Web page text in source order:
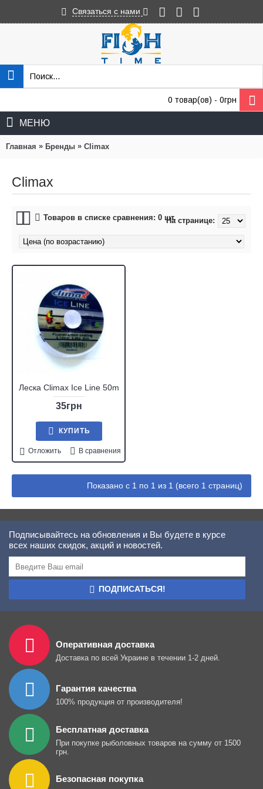
Связаться с нами
0 товар(ов) - 0грн
МЕНЮ
Главная » Бренды » Climax
Climax
Товаров в списке сравнения: 0 шт.На странице:
Леска Climax Ice Line 50m
35грн
КУПИТЬ
Отложить В сравнения
Показано с 1 по 1 из 1 (всего 1 страниц)
Подписывайтесь на обновления и Вы будете в курсе
всех наших скидок, акций и новостей.
ПОДПИСАТЬСЯ!
Оперативная доставка
Доставка по всей Украине в течении 1-2 дней.
Гарантия качества
100% продукция от производителя!
Бесплатная доставка
При покупке рыболовных товаров на сумму от 1500
грн.
Безопасная покупка